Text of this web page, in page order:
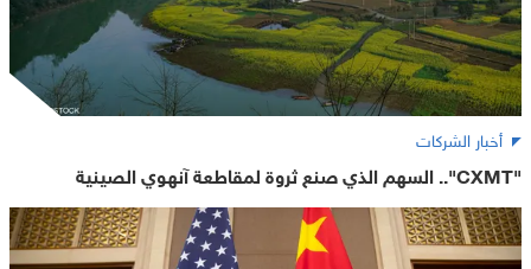
أخبار الشركات
"CXMT".. السهم الذي صنع ثروة لمقاطعة آنهوي الصينية